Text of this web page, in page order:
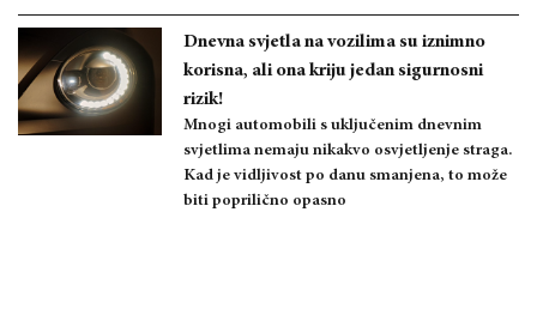
Dnevna svjetla na vozilima su iznimno
korisna, ali ona kriju jedan sigurnosni
rizik!
Mnogi automobili s uključenim dnevnim
svjetlima nemaju nikakvo osvjetljenje straga.
Kad je vidljivost po danu smanjena, to može
biti poprilično opasno